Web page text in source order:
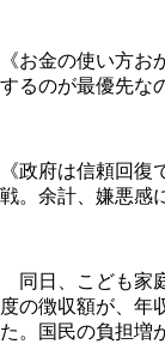
《お金の使い方
するのが最優先な
《政府は信頼回
戦。余計、嫌悪感
同日、こども家
度の徴収額が、年
た。国民の負担増